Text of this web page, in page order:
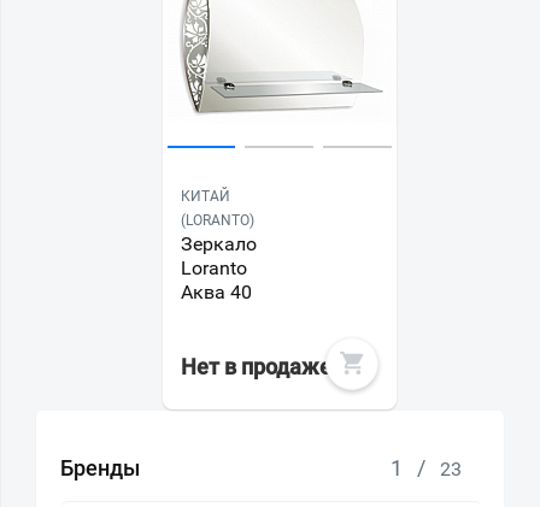
КИТАЙ
(LORANTO)
Зеркало
Loranto
Аква 40
Нет в продаже
Бренды 1 / 23